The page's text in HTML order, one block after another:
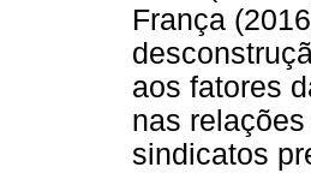
França
aos fatores
nas
sindicatos